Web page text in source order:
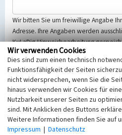
Wir bitten Sie um freiwillige Angabe
Adresse. Ihre Angaben werden
KuLaDig-Hinweisbearbeitung
Selbstverständlich werden diese
Telemediengesetzes, des
dem 25.05.2018 gültigen
(EU-DSGVO) vertraulich behandelt,
Hinweise zumDatenschutz
Nachricht
Wir verwenden Cookies
Dies sind zum einen technisch
Funktionsfähigkeit der Seiten
nicht widersprechen, wenn Sie die
hinaus verwenden wir Cookies für
Nutzbarkeit unserer Seiten zu
sind. Mit Anklicken des Buttons
Weitere Informationen finden Sie auf
Impressum | Datenschutz